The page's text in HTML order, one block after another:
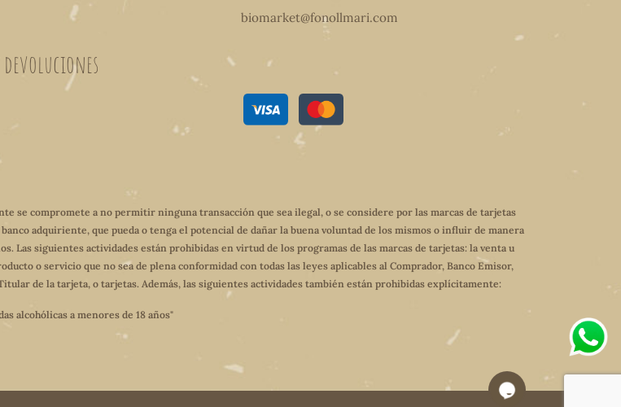
devoluciones
biomarket@fonollmari.com
se compromete a no permitir ninguna transacción que sea ilegal, o se considere por las marcas de tarjetas
adquiriente, que pueda o tenga el potencial de dañar la buena voluntad de los mismos o influir de manera
Las siguientes actividades están prohibidas en virtud de los programas de las marcas de tarjetas: la venta u
o servicio que no sea de plena conformidad con todas las leyes aplicables al Comprador, Banco Emisor,
de la tarjeta, o tarjetas. Además, las siguientes actividades también están prohibidas explícitamente:
alcohólicas a menores de 18 años"